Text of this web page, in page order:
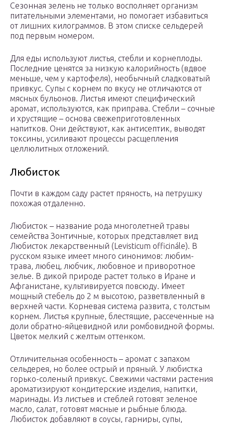
Сезонная зелень не только восполняет организм
питательными элементами, но помогает избавиться
от лишних килограммов. В этом списке сельдерей
под первым номером.
Для еды используют листья, стебли и корнеплоды.
Последние ценятся за низкую калорийность (вдвое
меньше, чем у картофеля), необычный сладковатый
привкус. Супы с корнем по вкусу не отличаются от
мясных бульонов. Листья имеют специфический
аромат, используются, как приправа. Стебли – сочные
и хрустящие – основа свежеприготовленных
напитков. Они действуют, как антисептик, выводят
токсины, усиливают процессы расщепления
целлюлитных отложений.
Любисток
Почти в каждом саду растет пряность, на петрушку
похожая отдаленно.
Любисток – название рода многолетней травы
семейства Зонтичные, которых представляет вид
Любисток лекарственный (Levisticum officinále). В
русском языке имеет много синонимов: любим-
трава, любец, любчик, любовное и приворотное
зелье. В дикой природе растет только в Иране и
Афганистане, культивируется повсюду. Имеет
мощный стебель до 2 м высотою, разветвленный в
верхней части. Корневая система развита, с толстым
корнем. Листья крупные, блестящие, рассеченные на
доли обратно-яйцевидной или ромбовидной формы.
Цветок мелкий с желтым оттенком.
Отличительная особенность – аромат с запахом
сельдерея, но более острый и пряный. У любистка
горько-соленый привкус. Свежими частями растения
ароматизируют кондитерские изделия, напитки,
маринады. Из листьев и стеблей готовят зеленое
масло, салат, готовят мясные и рыбные блюда.
Любисток добавляют в соусы, гарниры, супы,